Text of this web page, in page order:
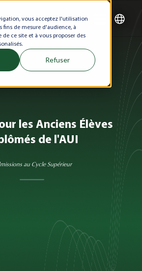
vous acceptez l'utilisation
fins de mesure d'audience, à
ce site et à vous proposer des
Refuser
les Anciens Élèves
de l'AUI
au Cycle Supérieur